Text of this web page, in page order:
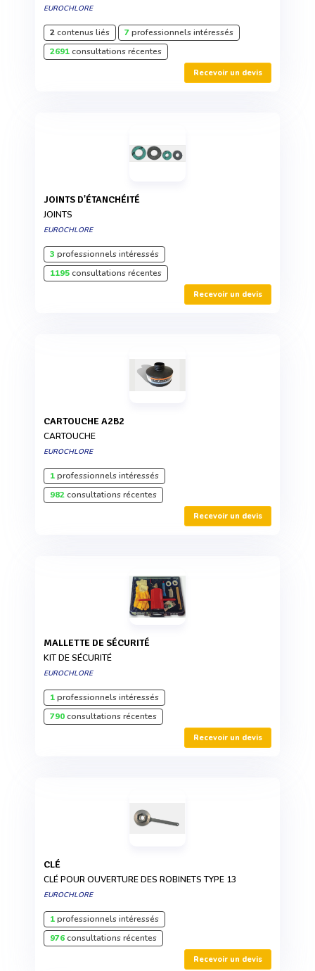
EUROCHLORE
2contenus liés 7professionnels intéressés
2691consultations récentes
Recevoir un devis
JOINTS D'ÉTANCHÉITÉ
JOINTS
EUROCHLORE
3 professionnels intéressés
1195consultations récentes
Recevoir un devis
CARTOUCHE A2B2
CARTOUCHE
EUROCHLORE
1professionnels intéressés
982consultations récentes
Recevoir un devis
MALLETTE DE SÉCURITÉ
KIT DE SÉCURITÉ
EUROCHLORE
1professionnels intéressés
790consultations récentes
Recevoir un devis
CLÉ
CLÉ POUR OUVERTURE DES ROBINETS TYPE 13
EUROCHLORE
1professionnels intéressés
976consultations récentes
Recevoir un devis